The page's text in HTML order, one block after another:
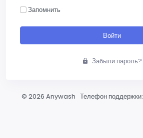
Запомнить
Войти
Забыли пароль?
© 2026 Anywash Телефон поддержки: